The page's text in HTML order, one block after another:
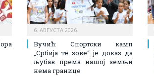
6. АВГУСТА 2026.
Вучић: Спортски камп
„Србија те зове“ је доказ да
љубав према нашој земљи
нема границе